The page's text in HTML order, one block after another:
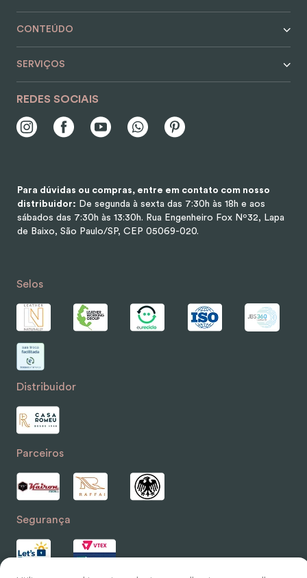
CONTEÚDO
SERVIÇOS
REDES SOCIAIS
Para dúvidas ou compras, entre em contato com nosso
distribuidor: De segunda à sexta das 7:30h às 18h e aos
sábados das 7:30h às 13:30h. Rua Engenheiro Fox Nº32, Lapa
de Baixo, São Paulo/SP, CEP 05069-020.
Selos
Distribuidor
Parceiros
Segurança